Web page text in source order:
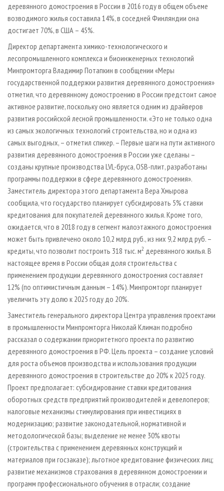
деревянного домостроения в России в 2016 году в общем объеме
возводимого жилья составила 14%, в соседней Финляндии она
достигает 70%, в США – 45%.
Директор департамента химико-технологического и
лесопромышленного комплекса и биоинженерных технологий
Минпромторга Владимир Потапкин в сообщении «Меры
государственной поддержки развития деревянного домостроения»
отметил, что деревянному домостроению в России предстоит самое
активное развитие, поскольку оно является одним из драйверов
развития российской лесной промышленности. «Это не только одна
из самых экологичных технологий строительства, но и одна из
самых выгодных, – отметил спикер. – Первые шаги на пути активного
развития деревянного домостроения в России уже сделаны –
созданы крупные производства LVL-бруса, OSB-плит, разработаны
программы поддержки в сфере деревянного домостроения».
Заместитель директора этого департамента Вера Хмырова
сообщила, что государство планирует субсидировать 5% ставки
кредитования для покупателей деревянного жилья. Кроме того,
ожидается, что в 2018 году в сегмент малоэтажного домостроения
может быть привлечено около 10,2 млрд руб., из них 9,2 млрд руб. –
кредиты, что позволит построить 318 тыс. м2 деревянного жилья. В
настоящее время в России общая доля строительства с
применением продукции деревянного домостроения составляет
12% (по оптимистичным данным – 14%). Минпромторг планирует
увеличить эту долю к 2025 году до 20%.
Заместитель генерального директора Центра управления проектами
в промышленности Минпромторга Николай Климан подробно
рассказал о содержании приоритетного проекта по развитию
деревянного домостроения в РФ. Цель проекта – создание условий
для роста объемов производства и использования продукции
деревянного домостроения в строительстве до 20% к 2025 году.
Проект предполагает: субсидирование ставки кредитования
оборотных средств предприятий производителей и девелоперов;
налоговые механизмы стимулирования при инвестициях в
модернизацию; развитие законодательной, нормативной и
методологической базы; выделение не менее 30% квоты
(строительства с применением деревянных конструкций и
материалов при госзаказе); льготное кредитование физических лиц;
развитие механизмов страхования в деревянном домостроении и
программ профессионального обучения в отрасли; создание